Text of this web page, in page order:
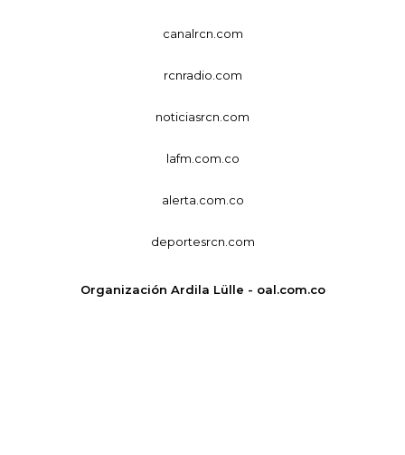
canalrcn.com
rcnradio.com
noticiasrcn.com
lafm.com.co
alerta.com.co
deportesrcn.com
Organización Ardila Lülle - oal.com.co